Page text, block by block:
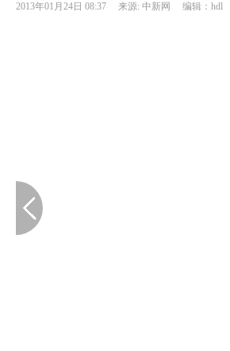
2013年01月24日 08:37 来源: 中新网 编辑：hdl